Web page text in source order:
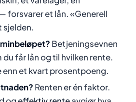
forsvarer et lån. «Generell
sjelden.
Betjeningsevnen
får lån og til hvilken rente.
enn et kvart prosentpoeng.
Renten er én faktor.